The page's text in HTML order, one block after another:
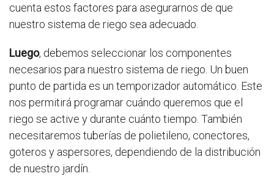
cuenta estos factores para asegurarnos de que
nuestro sistema de riego sea adecuado.
Luego, debemos seleccionar los componentes
necesarios para nuestro sistema de riego. Un buen
punto de partida es un temporizador automático. Este
nos permitirá programar cuándo queremos que el
riego se active y durante cuánto tiempo. También
necesitaremos tuberías de polietileno, conectores,
goteros y aspersores, dependiendo de la distribución
de nuestro jardín.